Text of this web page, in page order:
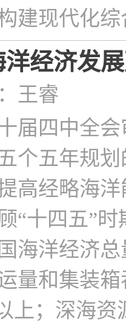
建现代化
洋经济发
王睿
届四中全
个五年规
高经略海
“十四五”
海洋经济
量和集装
上；深海